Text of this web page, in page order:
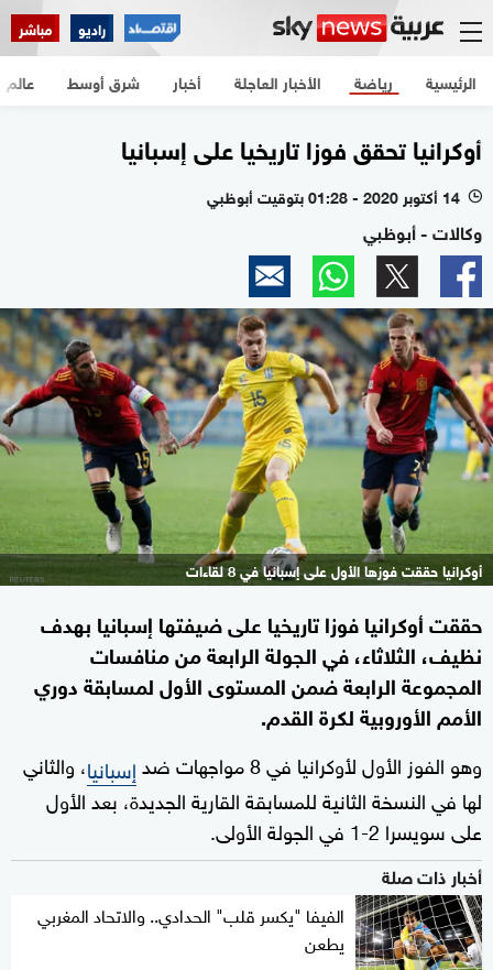
راديو مباشر
الرئيسية الأخبار العاجلة أخبار شرق أوسط عالم رياضة
أوكرانيا تحقق فوزا تاريخيا على إسبانيا
l 14 أكتوبر 2020 - 01:28 بتوقيت أبوظبي
وكالات - أبوظبي
أوكرانيا حققت فوزها الأول على إسبانيا في 8 لقاءات
حققت أوكرانيا فوزا تاريخيا على ضيفتها إسبانيا بهدف
نظيف، الثلاثاء، في الجولة الرابعة من منافسات
المجموعة الرابعة ضمن المستوى الأول لمسابقة دوري
الأمم الأوروبية لكرة القدم.
وهو الفوز الأول لأوكرانيا في 8 مواجهات ضد إسبانيا، والثاني
لها في النسخة الثانية للمسابقة القارية الجديدة، بعد الأول
على سويسرا 2-1 في الجولة الأولى.
أخبار ذات صلة
الفيفا "يكسر قلب" الحدادي.. والاتحاد المغربي
يطعن